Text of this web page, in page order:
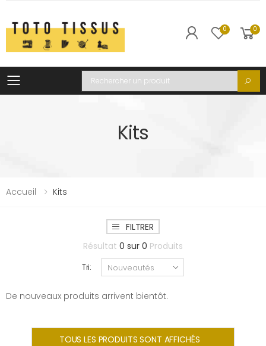
0 0
Toggle mobile menu
Recherche
Kits
Accueil Kits
FILTRER
Résultat 0 sur 0 Produits
Tri:
De nouveaux produits arrivent bientôt.
TOUS LES PRODUITS SONT AFFICHÉS